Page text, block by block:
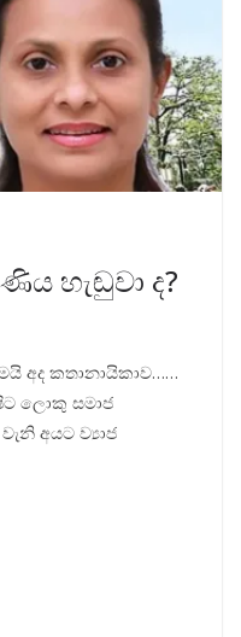
හැඬුවා ද?
අද කතානායිකාව……
ලොකු සමාජ
අයට ව්‍යාජ